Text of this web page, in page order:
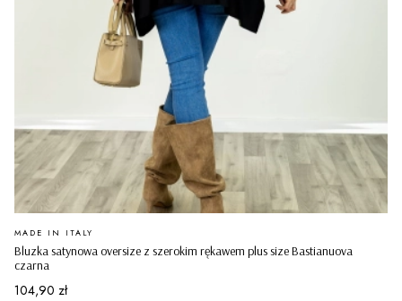
Bluzka satynowa oversize z szerokim rękawem plus size Bastianuova
czarna
PRODUCENT
MADE IN ITALY
Cena
104,90 zł